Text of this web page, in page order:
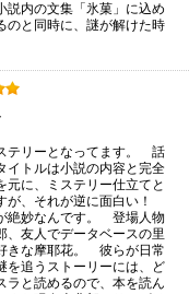
説内の文集「氷菓」に込め
のと同時に、謎が解けた時
テリーとなってます。 話
イトルは小説の内容と完全
に、ミステリー仕立てと
が、それが逆に面白い！
絶妙なんです。 登場人物
、友人でデータベースの里
きな摩耶花。 彼らが日常
を追うストーリーには、ど
と読めるので、本を読ん